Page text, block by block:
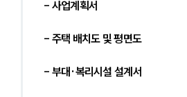
- 사업계획서
- 주택 배치도 및 평면도
- 부대·복리시설 설계서